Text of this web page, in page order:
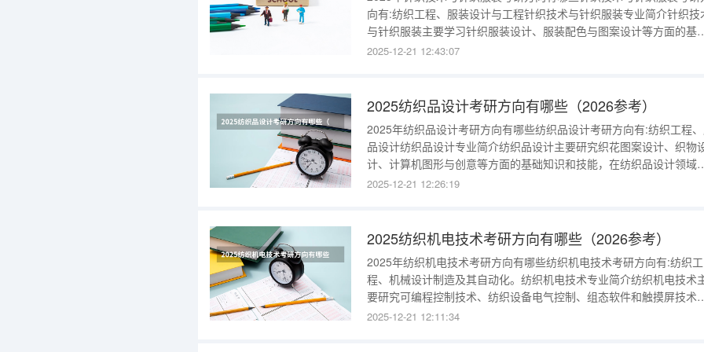
向有:纺织工程、服装设计与工程针织技术与针织服装专业简介针织技
与针织服装主要学习针织服装设计、服装配色与图案设计等方面的基
知识和基本技能，掌握一定的计算机辅助功能，进行针织面料的设计与
《针织服装结构
2025-12-21 12:43:07
2025纺织品设计考研方向有哪些（2026参考）
2025年纺织品设计考研方向有哪些纺织品设计考研方向有:纺织工程
品设计纺织品设计专业简介纺织品设计主要研究织花图案设计、织物
计、计算机图形与创意等方面的基础知识和技能，在纺织品设计领域
行纺织面料设计、家纺产品设计、装饰纺织品设计等。例如：纺织图案
学》、《织物
2025-12-21 12:26:19
2025纺织机电技术考研方向有哪些（2026参考）
2025年纺织机电技术考研方向有哪些纺织机电技术考研方向有:纺织工
程、机械设计制造及其自动化。纺织机电技术专业简介纺织机电技术
要研究可编程控制技术、纺织设备电气控制、组态软件和触摸屏技术
变频器技术等方面的基础知识和技能，在纺织机电技术领域进行现代纺
2025-12-21 12:11:34